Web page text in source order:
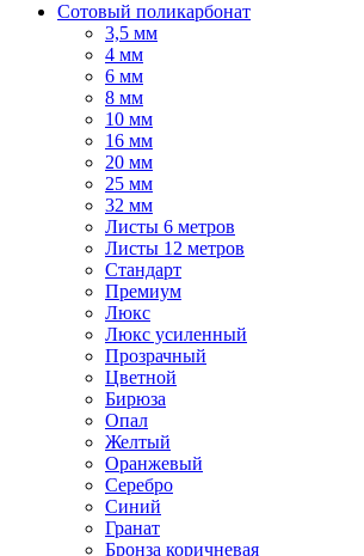
Сотовый поликарбонат
3,5 мм
4 мм
6 мм
8 мм
10 мм
16 мм
20 мм
25 мм
32 мм
Листы 6 метров
Листы 12 метров
Стандарт
Премиум
Люкс
Люкс усиленный
Прозрачный
Цветной
Бирюза
Опал
Желтый
Оранжевый
Серебро
Синий
Гранат
Бронза коричневая